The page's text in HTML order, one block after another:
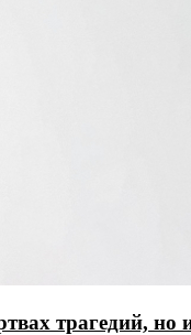
трагедий,